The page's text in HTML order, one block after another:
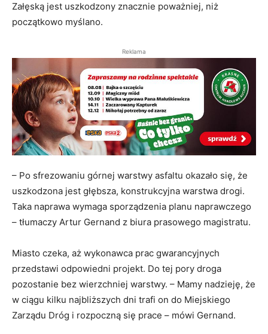
Załęską jest uszkodzony znacznie poważniej, niż
początkowo myślano.
Reklama
– Po sfrezowaniu górnej warstwy asfaltu okazało się, że
uszkodzona jest głębsza, konstrukcyjna warstwa drogi.
Taka naprawa wymaga sporządzenia planu naprawczego
– tłumaczy Artur Gernand z biura prasowego magistratu.
Miasto czeka, aż wykonawca prac gwarancyjnych
przedstawi odpowiedni projekt. Do tej pory droga
pozostanie bez wierzchniej warstwy. – Mamy nadzieję, że
w ciągu kilku najbliższych dni trafi on do Miejskiego
Zarządu Dróg i rozpoczną się prace – mówi Gernand.